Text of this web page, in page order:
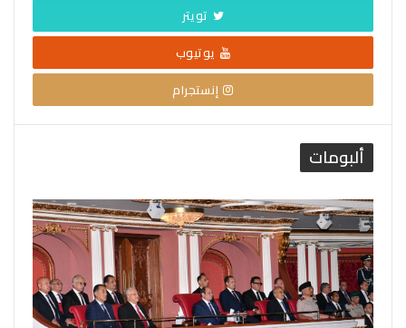
تويتر
يوتيوب
إنستجرام
ألبومات